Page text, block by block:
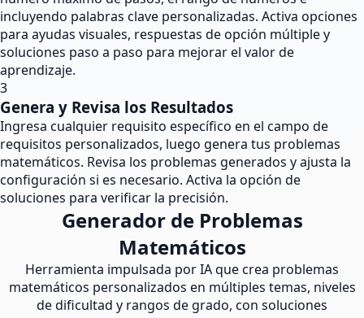
incluyendo palabras clave personalizadas. Activa opciones
para ayudas visuales, respuestas de opción múltiple y
soluciones paso a paso para mejorar el valor de
aprendizaje.
3
Genera y Revisa los Resultados
Ingresa cualquier requisito específico en el campo de
requisitos personalizados, luego genera tus problemas
matemáticos. Revisa los problemas generados y ajusta la
configuración si es necesario. Activa la opción de
soluciones para verificar la precisión.
Generador de Problemas
Matemáticos
Herramienta impulsada por IA que crea problemas
matemáticos personalizados en múltiples temas, niveles
de dificultad y rangos de grado, con soluciones